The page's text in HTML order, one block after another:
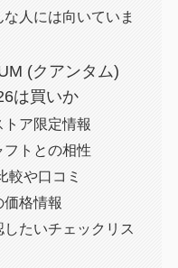
人には向いていま
(クアンタム)
は買いか
ア限定情報
トとの相性
較や口コミ
格情報
たいチェックリス